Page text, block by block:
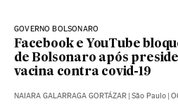
GOVERNO BOLSONARO
Facebook e YouTube
de Bolsonaro após
vacina contra covid-19
NAIARA GALARRAGA GORTÁZAR | São Paulo |